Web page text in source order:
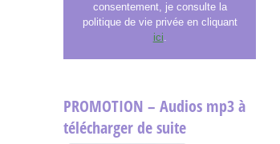
consentement, je consulte la
politique de vie privée en cliquant
ici.
PROMOTION – Audios mp3 à
télécharger de suite